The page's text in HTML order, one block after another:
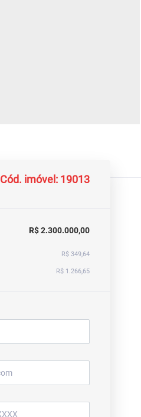
Cód. imóvel: 19013
R$ 2.300.000,00
R$ 349,64
R$ 1.266,65